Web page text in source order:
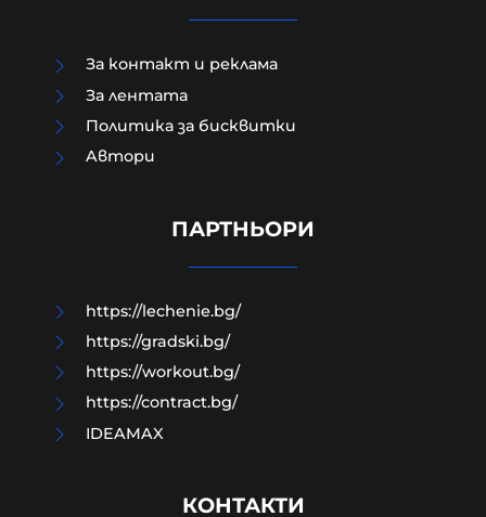
милиметров снаряд във Видин
За контакт и реклама
За лентата
Политика за бисквитки
Aвтори
ПАРТНЬОРИ
https://lechenie.bg/
https://gradski.bg/
https://workout.bg/
https://contract.bg/
IDEAMAX
КОНТАКТИ